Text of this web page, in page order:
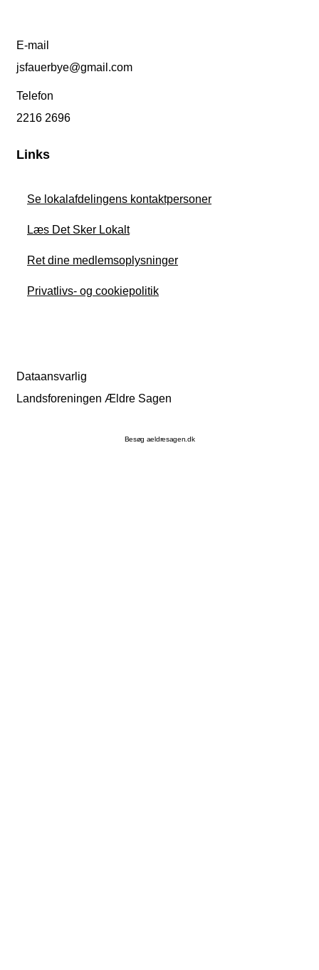
E-mail
jsfauerbye@gmail.com
Telefon
2216 2696
Links
Se lokalafdelingens kontaktpersoner
Læs Det Sker Lokalt
Ret dine medlemsoplysninger
Privatlivs- og cookiepolitik
Dataansvarlig
Landsforeningen Ældre Sagen
Besøg aeldresagen.dk